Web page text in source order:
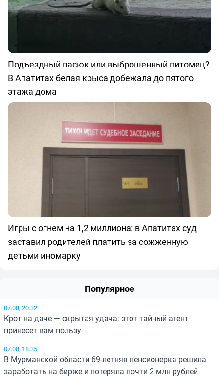
Подъездный пасюк или выброшенный питомец?
В Апатитах белая крыса добежала до пятого
этажа дома
Игры с огнем на 1,2 миллиона: в Апатитах суд
заставил родителей платить за сожженную
детьми иномарку
Популярное
07.08, 20:32
Крот на даче — скрытая удача: этот тайный агент
принесет вам пользу
07.08, 18:35
В Мурманской области 69-летняя пенсионерка решила
заработать на бирже и потеряла почти 2 млн рублей